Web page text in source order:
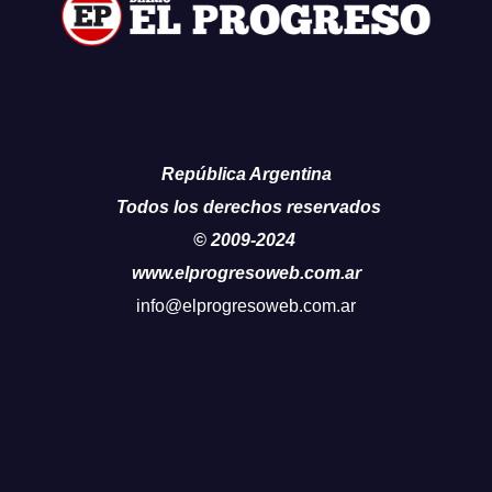
República Argentina
Todos los derechos reservados
© 2009-2024
www.elprogresoweb.com.ar
info@elprogresoweb.com.ar